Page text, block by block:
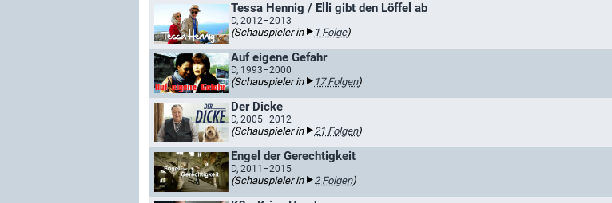
Tessa Hennig / Elli gibt den Löffel ab
D, 2012–2013
(Schauspieler in 1 Folge)
Auf eigene Gefahr
D, 1993–2000
(Schauspieler in 17 Folgen)
Der Dicke
D, 2005–2012
(Schauspieler in 21 Folgen)
Engel der Gerechtigkeit
D, 2011–2015
(Schauspieler in 2 Folgen)